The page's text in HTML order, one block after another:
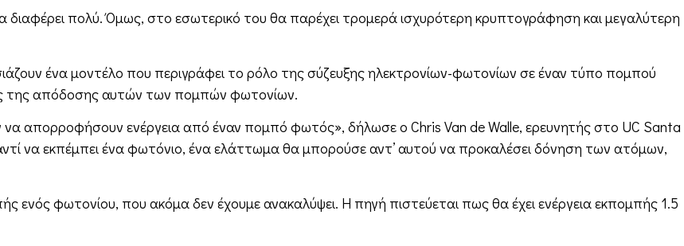
διαφέρει πολύ. Όμως, στο εσωτερικό του θα παρέχει τρομερά ισχυρότερη κρυπτογράφηση και μεγαλύτερη
ένα μοντέλο που περιγράφει το ρόλο της σύζευξης ηλεκτρονίων-φωτονίων σε έναν τύπο πομπού
της απόδοσης αυτών των πομπών φωτονίων.
να απορροφήσουν ενέργεια από έναν πομπό φωτός», δήλωσε ο Chris Van de Walle, ερευνητής στο UC Santa
να εκπέμπει ένα φωτόνιο, ένα ελάττωμα θα μπορούσε αντ’ αυτού να προκαλέσει δόνηση των ατόμων,
ενός φωτονίου, που ακόμα δεν έχουμε ανακαλύψει. Η πηγή πιστεύεται πως θα έχει ενέργεια εκπομπής 1.5